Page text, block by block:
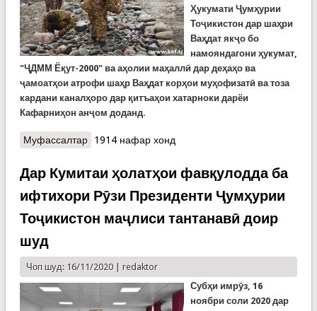
Ҳукумати Ҷумҳурии
Тоҷикистон дар шаҳри
Ваҳдат якҷо бо
намояндагони ҳукумат,
"ҶДММ Ёқут-2000" ва аҳолии маҳаллӣ дар деҳаҳо ва
ҷамоатҳои атрофи шаҳр Ваҳдат корҳои муҳофизатӣ ва тоза
кардани каналҳоро дар қитъаҳои хатарноки дарёи
Кафарниҳон анҷом доданд.
Муфассалтаро Роҳандозии корҳои муҳофизатӣ ва тоза
Кофарниҳон (ВИДЕО)
1914 нафар хонд
Дар Кумитаи ҳолатҳои фавқулодда ба
ифтихори Рӯзи Президенти Ҷумҳурии
Тоҷикистон маҷлиси тантанавӣ доир
шуд
Чоп шуд: 16/11/2020 | redaktor
Субҳи имрӯз, 16
ноябри соли 2020 дар